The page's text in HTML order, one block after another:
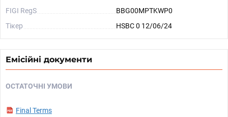
FIGI RegS
BBG00MPTKWP0
Тікер
HSBC 0 12/06/24
Емісійні документи
ОСТАТОЧНІ УМОВИ
Final Terms